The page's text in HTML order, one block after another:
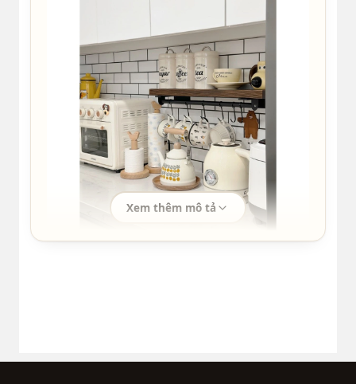
m*****4
2022-03-21 11:33 | Phân loại hàng:
Hàng chuẩn, chất lượng sản phẩm tốt, hình
ảnh mang tính chất nhận xu thôi
2
h*****n
2023-04-03 13:13 | Phân loại hàng: 【Inox Đen】
50cm,6 móc
Chất lượng sản phẩm:good Đóng gói hàng cẩn
Xem thêm mô tả